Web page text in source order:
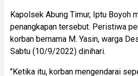
Kapolsek Abung Timur, Iptu Boyoh
penangkapan tersebut. Peristiwa
korban bernama M. Yasin, warga
Sabtu (10/9/2022) dinihari.
"Ketika itu, korban mengendarai